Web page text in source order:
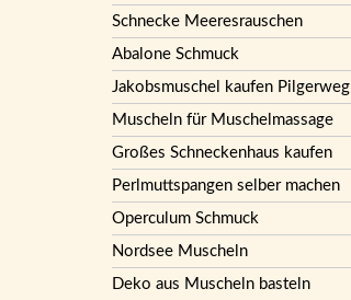
Schnecke Meeresrauschen
Abalone Schmuck
Jakobsmuschel kaufen Pilgerweg
Muscheln für Muschelmassage
Großes Schneckenhaus kaufen
Perlmuttspangen selber machen
Operculum Schmuck
Nordsee Muscheln
Deko aus Muscheln basteln